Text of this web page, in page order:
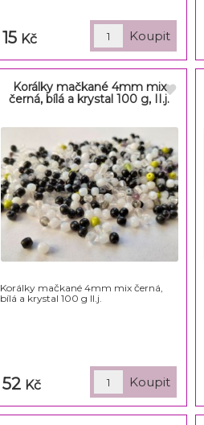
15 Kč
Korálky mačkané 4mm mix
černá, bílá a krystal 100 g, II.j.
Korálky mačkané 4mm mix černá,
bílá a krystal 100 g II.j.
52 Kč